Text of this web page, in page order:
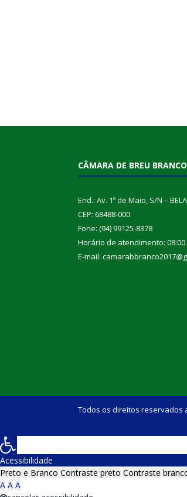
CÂMARA DE BREU BRANCO
End.: Av. 1º de Maio, S/N –
CEP: 68488-000
Fone: (94) 99125-8378
Horário de atendimento: 08:00
E-mail:
Todos os direitos reservados
Acessibilidade
Preto e Branco Contraste preto Contraste
A A A